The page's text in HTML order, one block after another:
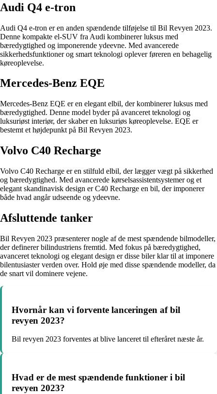
Audi Q4 e-tron
Audi Q4 e-tron er en anden spændende tilføjelse til Bil Revyen 2023.
Denne kompakte el-SUV fra Audi kombinerer luksus med
bæredygtighed og imponerende ydeevne. Med avancerede
sikkerhedsfunktioner og smart teknologi oplever føreren en behagelig
køreoplevelse.
Mercedes-Benz EQE
Mercedes-Benz EQE er en elegant elbil, der kombinerer luksus med
bæredygtighed. Denne model byder på avanceret teknologi og
luksuriøst interiør, der skaber en luksuriøs køreoplevelse. EQE er
bestemt et højdepunkt på Bil Revyen 2023.
Volvo C40 Recharge
Volvo C40 Recharge er en stilfuld elbil, der lægger vægt på sikkerhed
og bæredygtighed. Med avancerede kørselsassistentsystemer og et
elegant skandinavisk design er C40 Recharge en bil, der imponerer
både hvad angår udseende og ydeevne.
Afsluttende tanker
Bil Revyen 2023 præsenterer nogle af de mest spændende bilmodeller,
der definerer bilindustriens fremtid. Med fokus på bæredygtighed,
avanceret teknologi og elegant design er disse biler klar til at imponere
bilentusiaster verden over. Hold øje med disse spændende modeller, da
de snart vil dominere vejene.
Hvornår kan vi forvente lanceringen af ​​bil
revyen 2023?
Bil revyen 2023 forventes at blive lanceret til efteråret næste år.
Hvad er de mest spændende funktioner i bil
revyen 2023?